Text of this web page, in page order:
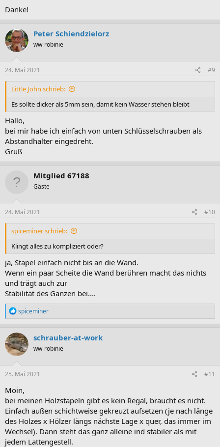
:
Danke!
Peter Schiendzielorz
ww-robinie
24. Mai 2021 #9
Little John schrieb:
Es sollte dicker als 5mm sein, damit kein Wasser stehen bleibt
Hallo,
bei mir habe ich einfach von unten Schlüsselschrauben als
Abstandhalter eingedreht.
Gruß
Mitglied 67188
Gäste
24. Mai 2021 #10
spiceminer schrieb:
Klingt alles zu kompliziert oder?
ja, Stapel einfach nicht bis an die Wand.
Wenn ein paar Scheite die Wand berühren macht das nichts
und trägt auch zur
Stabilität des Ganzen bei....
R
e
a
k
t
i
o
n
e
:
spiceminer
schrauber-at-work
ww-robinie
25. Mai 2021 #11
Moin,
bei meinen Holzstapeln gibt es kein Regal, braucht es nicht.
Einfach außen schichtweise gekreuzt aufsetzen (je nach länge
des Holzes x Hölzer längs nächste Lage x quer, das immer im
Wechsel). Dann steht das ganz alleine ind stabiler als mit
jedem Lattengestell.